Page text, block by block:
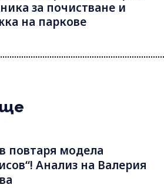
за почистване и
на паркове
повтаря модела
Анализ на Валерия